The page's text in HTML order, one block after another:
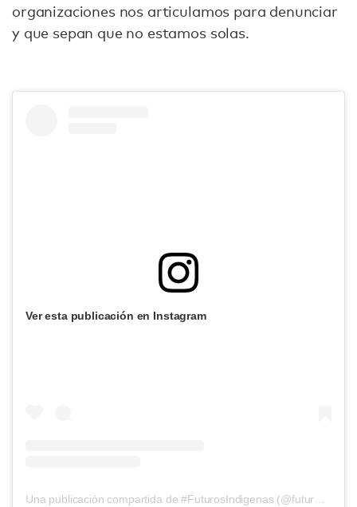
organizaciones nos articulamos para denunciar
y que sepan que no estamos solas.
Ver esta publicación en Instagram
Una publicación compartida de #FuturosIndigenas (@futurosindigenas)